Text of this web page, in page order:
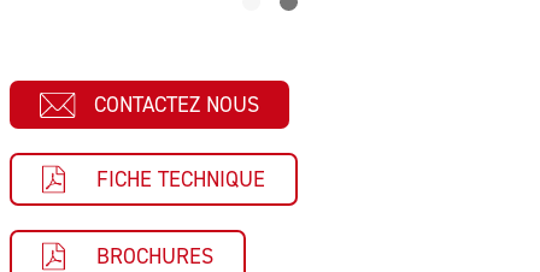
CONTACTEZ NOUS
FICHE TECHNIQUE
BROCHURES